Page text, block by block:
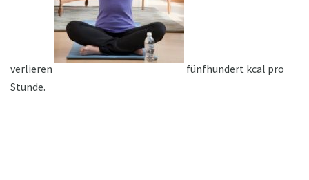
verlieren
fünfhundert kcal pro
Stunde.